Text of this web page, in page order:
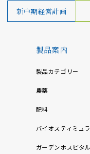
新中期経営計画
製品案内
製品カテゴリー
農薬
肥料
バイオスティミュ
ガーデンホスピタル